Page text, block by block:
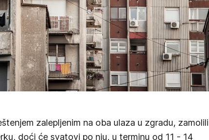
zalepljenim na oba ulaza u zgradu, zamolili
doći će svatovi po nju, u terminu od 11 - 14